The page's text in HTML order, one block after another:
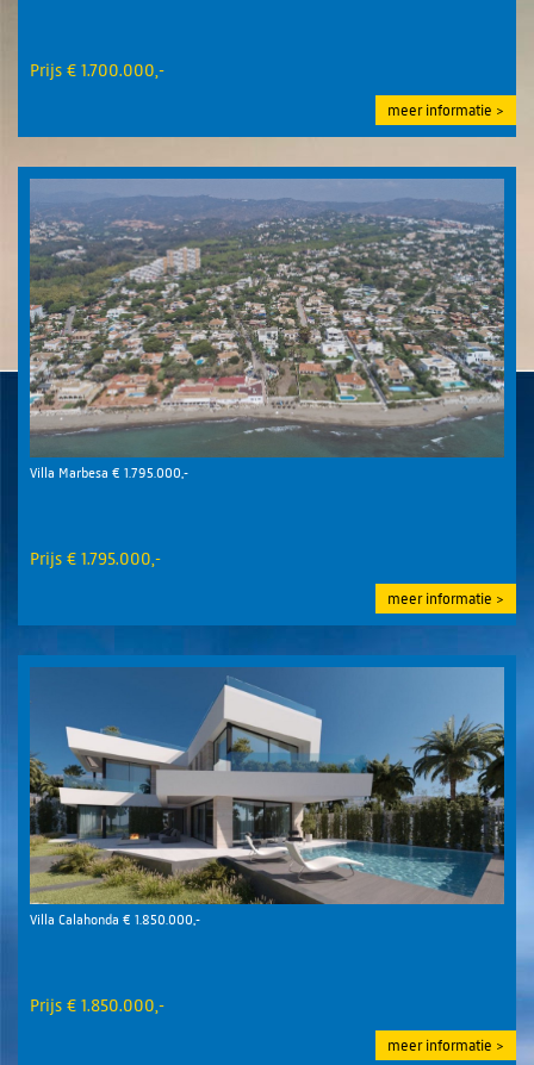
Prijs € 1.700.000,-
meer informatie
Villa Marbesa € 1.795.000,-
Prijs € 1.795.000,-
meer informatie
Villa Calahonda € 1.850.000,-
Prijs € 1.850.000,-
meer informatie